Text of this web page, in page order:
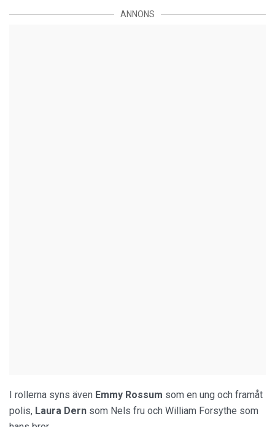
ANNONS
I rollerna syns även Emmy Rossum som en ung och framåt
polis, Laura Dern som Nels fru och William Forsythe som